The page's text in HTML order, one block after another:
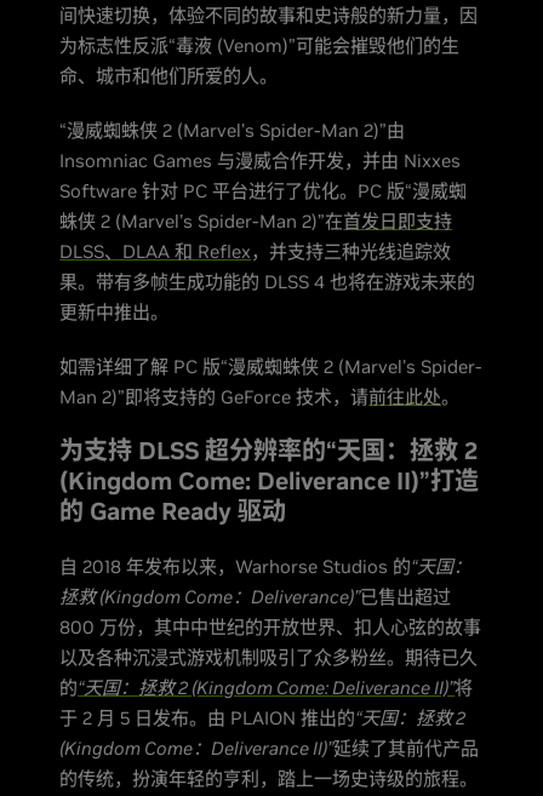
间快速切换，体验不同的故事和史诗般的新力量，因
为标志性反派“毒液 (Venom)”可能会摧毁他们的生
命、城市和他们所爱的人。
“漫威蜘蛛侠 2 (Marvel's Spider-Man 2)”由
Insomniac Games 与漫威合作开发，并由 Nixxes
Software 针对 PC 平台进行了优化。PC 版“漫威蜘
蛛侠 2 (Marvel's Spider-Man 2)”在首发日即支持
DLSS、DLAA 和 Reflex，并支持三种光线追踪效
果。带有多帧生成功能的 DLSS 4 也将在游戏未来的
更新中推出。
如需详细了解 PC 版“漫威蜘蛛侠 2 (Marvel's Spider-
Man 2)”即将支持的 GeForce 技术，请前往此处。
为支持 DLSS 超分辨率的“天国：拯救 2
(Kingdom Come: Deliverance II)”打造
的 Game Ready 驱动
自 2018 年发布以来，Warhorse Studios 的“天国：
拯救 (Kingdom Come：Deliverance)”已售出超过
800 万份，其中中世纪的开放世界、扣人心弦的故事
以及各种沉浸式游戏机制吸引了众多粉丝。期待已久
的“天国：拯救 2 (Kingdom Come: Deliverance II)”将
于 2 月 5 日发布。由 PLAION 推出的“天国：拯救 2
(Kingdom Come：Deliverance II)”延续了其前代产品
的传统，扮演年轻的亨利，踏上一场史诗级的旅程。